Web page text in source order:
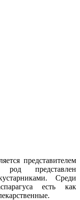
представителем
представлен
Среди
есть как